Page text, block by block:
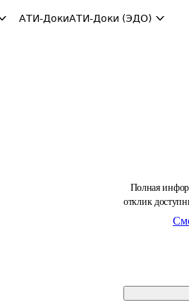
АТИ-ДокиАТИ-Доки (ЭДО)
Полная
отклик